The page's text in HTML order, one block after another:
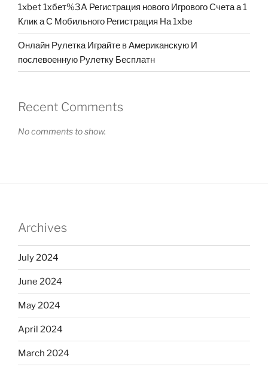
1xbet 1хбет%3A Регистрация нового Игрового Счета а 1
Клик а С Мобильного Регистрация На 1xbe
Онлайн Рулетка Играйте в Американскую И
послевоенную Рулетку Бесплатн
Recent Comments
No comments to show.
Archives
July 2024
June 2024
May 2024
April 2024
March 2024